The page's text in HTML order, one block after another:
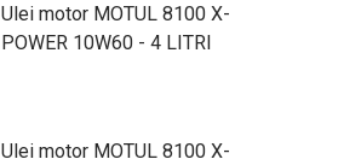
Ulei motor MOTUL 8100 X-
POWER 10W60 - 4 LITRI
Ulei motor MOTUL 8100 X-